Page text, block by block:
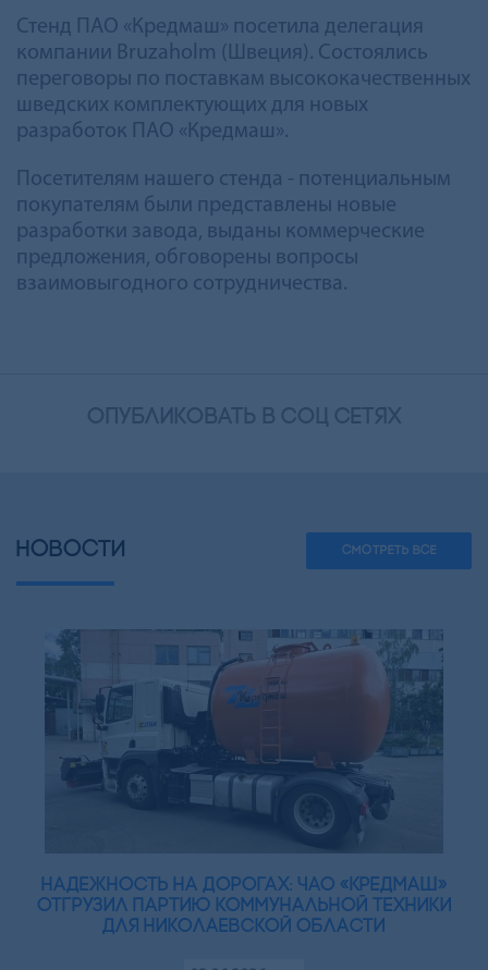
Стенд ПАО «Кредмаш» посетила делегация
компании Bruzaholm (Швеция). Состоялись
переговоры по поставкам высококачественных
шведских комплектующих для новых
разработок ПАО «Кредмаш».
Посетителям нашего стенда - потенциальным
покупателям были представлены новые
разработки завода, выданы коммерческие
предложения, обговорены вопросы
взаимовыгодного сотрудничества.
опубликовать в соц сетях
НОВОСТИ СМОТРЕТЬ ВСЕ
Надежность на дорогах: ЧАО «Кредмаш»
отгрузил партию коммунальной техники
для Николаевской области